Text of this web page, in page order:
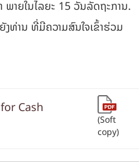
າຍໃນໄລຍະ 15 ວັນລັດຖະການ.
ງທ່ານ ທີ່ມີຄວາມສົນໃຈເຂົ້າຮ່ວມ
ງນີ້.
Cash
(Soft
copy)